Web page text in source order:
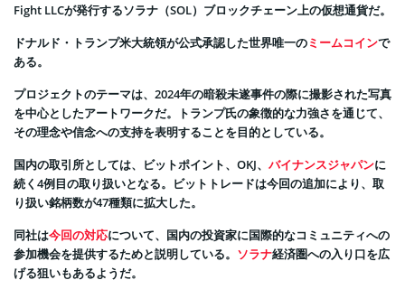
Fight LLCが発行するソラナ（SOL）ブロックチェーン上の仮想通貨だ。
ドナルド・トランプ米大統領が公式承認した世界唯一のミームコインで
ある。
プロジェクトのテーマは、2024年の暗殺未遂事件の際に撮影された写真
を中心としたアートワークだ。トランプ氏の象徴的な力強さを通じて、
その理念や信念への支持を表明することを目的としている。
国内の取引所としては、ビットポイント、OKJ、 バイナンスジャパンに
続く4例目の取り扱いとなる。ビットトレードは今回の追加により、取
り扱い銘柄数が47種類に拡大した。
同社は今回の対応について、国内の投資家に国際的なコミュニティへの
参加機会を提供するためと説明している。 ソラナ経済圏への入り口を広
げる狙いもあるようだ。